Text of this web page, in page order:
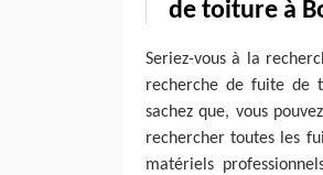
de toiture à
Seriez-vous à la
recherche de fuite de
sachez que, vous
rechercher toutes les
matériels